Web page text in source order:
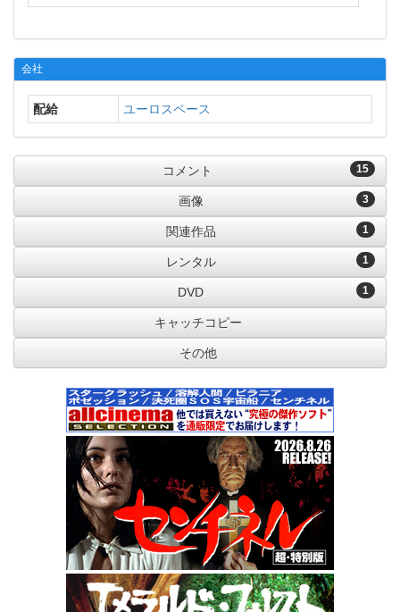
会社
配給 ユーロスペース
15
コメント
3
画像
1
関連作品
1
レンタル
1
DVD
キャッチコピー
その他